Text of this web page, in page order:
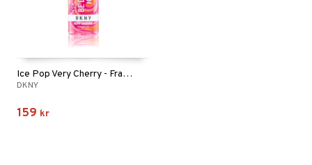
Ice Pop Very Cherry - Fragrance mist
DKNY
159 kr